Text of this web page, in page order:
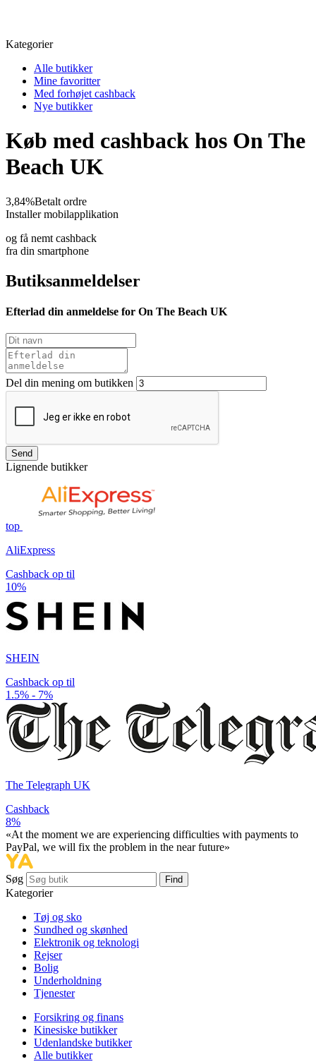
Kategorier
Alle butikker
Mine favoritter
Med forhøjet cashback
Nye butikker
Køb med cashback hos On The
Beach UK
3,84%Betalt ordre
Installer mobilapplikation
og få nemt cashback
fra din smartphone
Butiksanmeldelser
Efterlad din anmeldelse for On The Beach UK
Del din mening om butikken
Send
Lignende butikker
top
AliExpress
Cashback op til
10%
SHEIN
Cashback op til
1.5% - 7%
The Telegraph UK
Cashback
8%
«At the moment we are experiencing difficulties with payments to
PayPal, we will fix the problem in the near future»
Søg Find
Kategorier
Tøj og sko
Sundhed og skønhed
Elektronik og teknologi
Rejser
Bolig
Underholdning
Tjenester
Forsikring og finans
Kinesiske butikker
Udenlandske butikker
Alle butikker